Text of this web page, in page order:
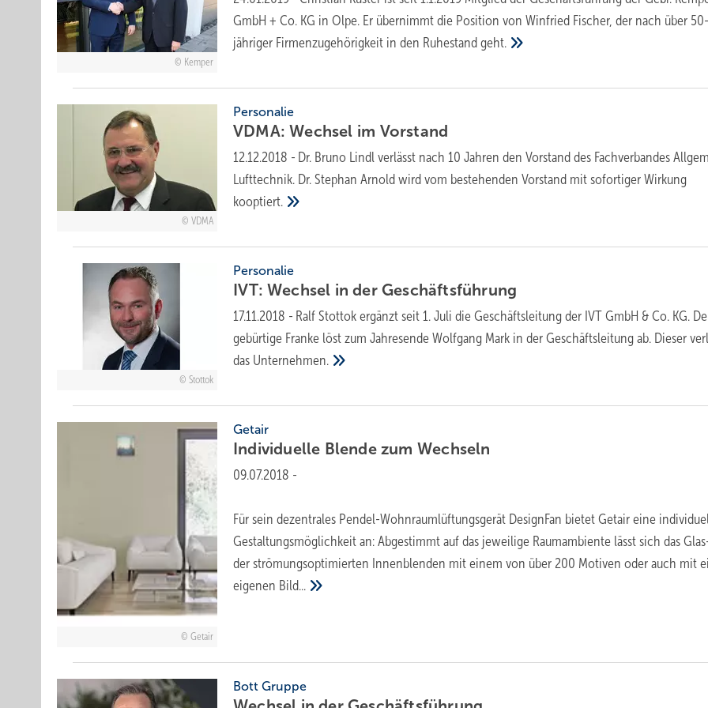
Kemper
GmbH + Co. KG in Olpe. Er übernimmt die Position von Winfried Fischer, der nach über 50-
jähriger Firmenzugehörigkeit in den Ruhestandgeht.
VDMA
Personalie
VDMA: Wechsel im Vorstand
12.12.2018 - Dr. Bruno Lindl verlässt nach 10 Jahren den Vorstand des Fachverbandes
Lufttechnik. Dr. Stephan Arnold wird vom bestehenden Vorstand mit sofortiger Wirkung
kooptiert.
Stottok
Personalie
IVT: Wechsel in derGeschäftsführung
17.11.2018 - Ralf Stottok ergänzt seit 1. Juli die Geschäftsleitung der IVT GmbH & Co. KG.
gebürtige Franke löst zum Jahresende Wolfgang Mark in der Geschäftsleitung ab. Dieser
das Unternehmen.
Getair
Getair
Individuelle Blende zum Wechseln
09.07.2018 -
Für sein dezentrales Pendel-Wohnraumlüftungsgerät DesignFan bietet Getair eine
Gestaltungsmöglichkeit an: Abgestimmt auf das jeweilige Raumambiente lässt sich das
der strömungsoptimierten Innenblenden mit einem von über 200 Motiven oder auch mit
eigenen Bild...
Bott Gruppe